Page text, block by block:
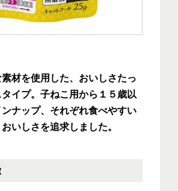
材を使用した、おいしさたっ
イプ。子ねこ用から１５歳以
ンナップ、それぞれ食べやすい
いしさを追求しました。